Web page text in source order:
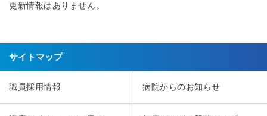
更新情報はありません。
サイトマップ
職員採用情報 病院からのお知らせ